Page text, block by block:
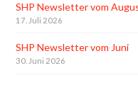
SHP Newsletter vom
17. Juli 2026
SHP Newsletter vom Juni
30. Juni 2026